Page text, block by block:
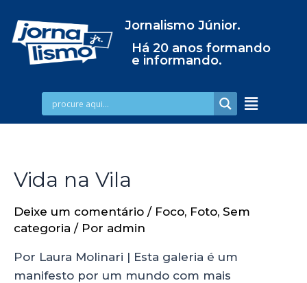
Jornalismo Júnior.
Há 20 anos formando
e informando.
Vida na Vila
Deixe um comentário / Foco, Foto, Sem
categoria / Por admin
Por Laura Molinari | Esta galeria é um
manifesto por um mundo com mais